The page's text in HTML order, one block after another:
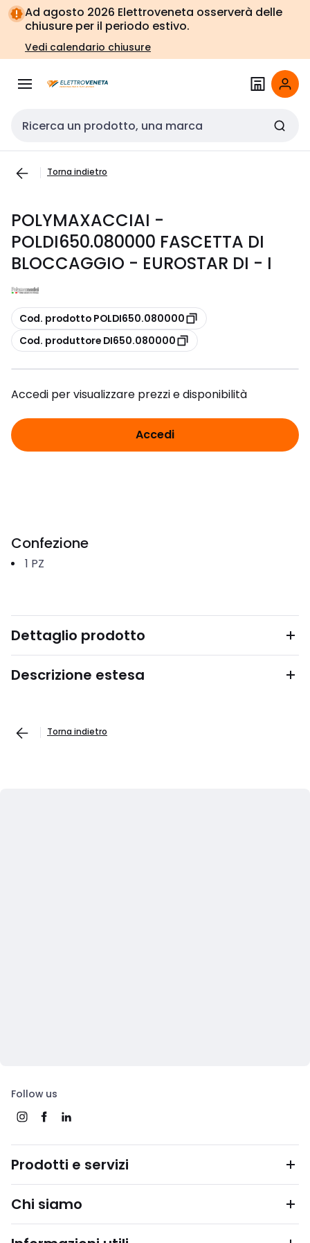
Vai alla
navigazione
Vai
alla
pagina
Ad agosto 2026 Elettroveneta osserverà delle
chiusure per il periodo estivo.
Vedi calendario chiusure
Cerca input
Torna indietro
POLYMAXACCIAI -
POLDI650.080000 FASCETTA DI
BLOCCAGGIO - EUROSTAR DI - I
copia
Cod. prodotto POLDI650.080000
copia
Cod. produttore DI650.080000
Accedi per visualizzare prezzi e disponibilità
Accedi
Confezione
1 PZ
Dettaglio prodotto
Descrizione estesa
Torna indietro
Follow us
Prodotti e servizi
Chi siamo